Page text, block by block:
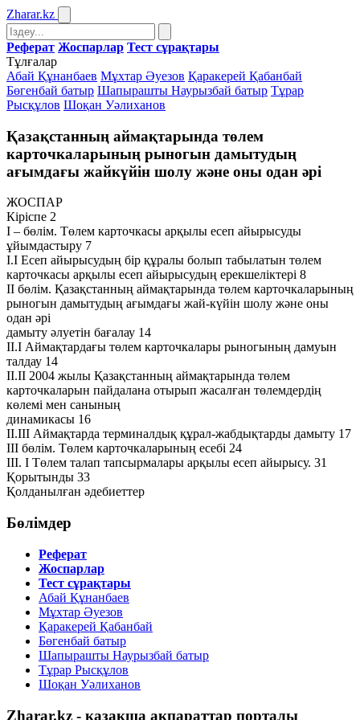
Zharar.kz
Реферат Жоспарлар Тест сұрақтары
Тұлғалар
Абай Құнанбаев Мұхтар Әуезов Қаракерей Қабанбай
Бөгенбай батыр Шапырашты Наурызбай батыр Тұрар
Рысқұлов Шоқан Уәлиханов
Қазақстанның аймақтарында төлем
карточкаларының рыногын дамытудың
ағымдағы жайкүйін шолу және оны одан әрі
ЖОСПАР
Кіріспе 2
І – бөлім. Төлем карточкасы арқылы есеп айырысуды
ұйымдастыру 7
І.І Есеп айырысудың бір құралы болып табылатын төлем
карточкасы арқылы есеп айырысудың ерекшеліктері 8
ІІ бөлім. Қазақстанның аймақтарында төлем карточкаларының
рыногын дамытудың ағымдағы жай-күйін шолу және оны
одан әрі
дамыту әлуетін бағалау 14
ІІ.І Аймақтардағы төлем карточкалары рыногының дамуын
талдау 14
ІІ.ІІ 2004 жылы Қазақстанның аймақтарында төлем
карточкаларын пайдалана отырып жасалған төлемдердің
көлемі мен санының
динамикасы 16
ІІ.ІІІ Аймақтарда терминалдық құрал-жабдықтарды дамыту 17
ІІІ бөлім. Төлем карточкаларының есебі 24
ІІІ. І Төлем талап тапсырмалары арқылы есеп айырысу. 31
Қорытынды 33
Қолданылған әдебиеттер
Бөлімдер
Реферат
Жоспарлар
Тест сұрақтары
Абай Құнанбаев
Мұхтар Әуезов
Қаракерей Қабанбай
Бөгенбай батыр
Шапырашты Наурызбай батыр
Тұрар Рысқұлов
Шоқан Уәлиханов
Zharar.kz - қазақша ақпараттар порталы